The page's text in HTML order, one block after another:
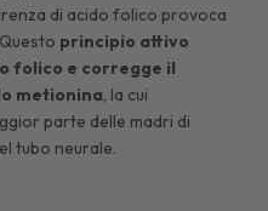
di acido folico provoca
principio attivo
folico e corregge il
metionina, la cui
parte delle madri di
tubo neurale.